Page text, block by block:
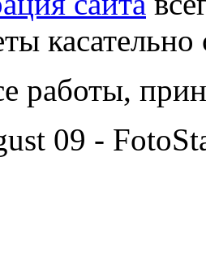
касательно
работы,
09 -